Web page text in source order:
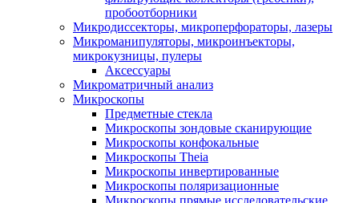
пробоотборники
Микродиссекторы, микроперфораторы, лазеры
Микроманипуляторы, микроинъекторы,
микрокузницы, пулеры
Аксессуары
Микроматричный анализ
Микроскопы
Предметные стекла
Микроскопы зондовые сканирующие
Микроскопы конфокальные
Микроскопы Theia
Микроскопы инвертированные
Микроскопы поляризационные
Микроскопы прямые исследовательские